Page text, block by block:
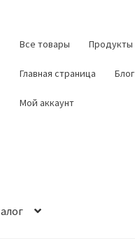
Все товары Продукты
Главная страница Блог
Мой аккаунт